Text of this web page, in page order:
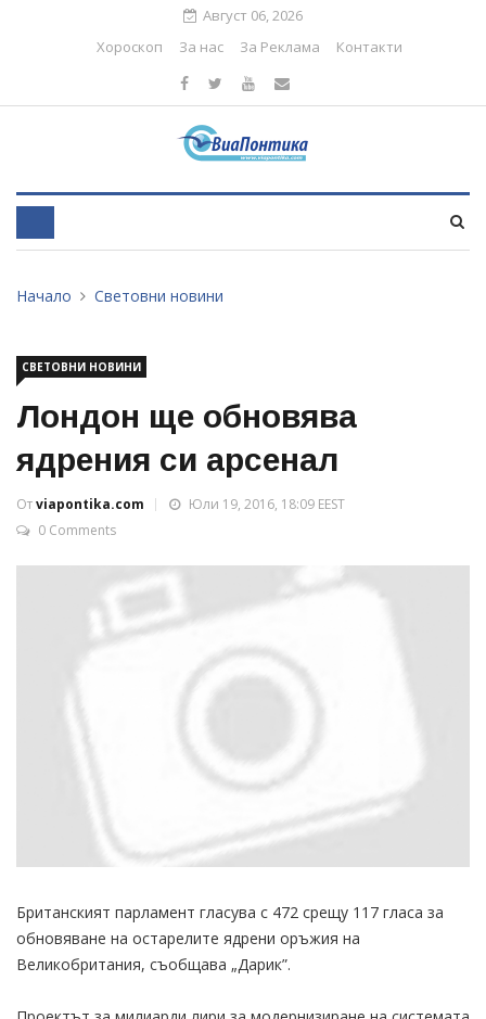
Август 06, 2026
Хороскоп
За нас За Реклама Контакти
Начало Световни новини
СВЕТОВНИ НОВИНИ
Лондон ще обновява
ядрения си арсенал
Отviapontika.com
Юли 19, 2016, 18:09 EEST
0 Comments
Британският парламент гласува с 472 срещу 117 гласа за
обновяване на остарелите ядрени оръжия на
Великобритания, съобщава „Дарик”.